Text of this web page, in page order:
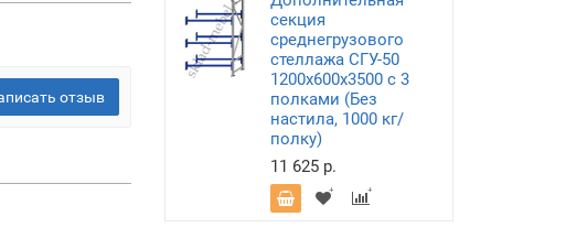
отзыв
секция
среднегрузового
стеллажа СГУ-50
1200х600х3500 с 3
полками (Без
настила, 1000 кг/
полку)
11 625 р.